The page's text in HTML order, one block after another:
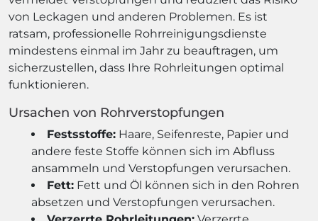
von Leckagen und anderen Problemen. Es ist
ratsam, professionelle Rohrreinigungsdienste
mindestens einmal im Jahr zu beauftragen, um
sicherzustellen, dass Ihre Rohrleitungen optimal
funktionieren.
Ursachen von Rohrverstopfungen
Festsstoffe: Haare, Seifenreste, Papier und
andere feste Stoffe können sich im Abfluss
ansammeln und Verstopfungen verursachen.
Fett: Fett und Öl können sich in den Rohren
absetzen und Verstopfungen verursachen.